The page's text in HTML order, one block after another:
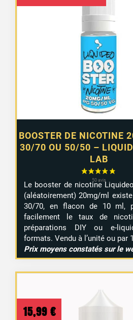
BOOSTER DE NICOTINE
30/70 OU 50/50 –
LAB
de
prix :
0,99 €
à
7,99 €
Le booster de nicotine
(aléatoirement) 20mg/ml
30/70, en flacon de 10 ml,
facilement le taux de
préparations DIY ou e-
formats. Vendu à l’unité ou par
Prix moyens constatés sur le
15,99 €